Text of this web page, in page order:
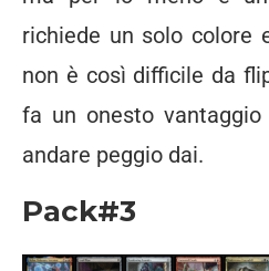
richiede un solo colore
non è così difficile da
fa un onesto
andare peggio dai.
Pack#3